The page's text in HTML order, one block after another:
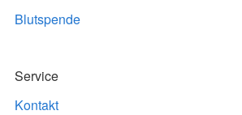
Blutspende
Service
Kontakt